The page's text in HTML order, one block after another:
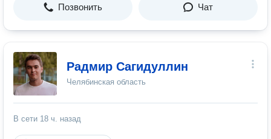
Позвонить Чат
Радмир Сагидуллин
Челябинская область
В сети 18 ч. назад